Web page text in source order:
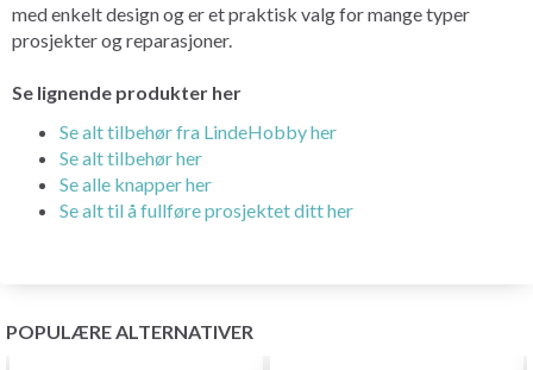
med enkelt design og er et praktisk valg for mange typer
prosjekter og reparasjoner.
Se lignende produkter her
Se alt tilbehør fra LindeHobby her
Se alt tilbehør her
Se alle knapper her
Se alt til å fullføre prosjektet ditt her
POPULÆRE ALTERNATIVER